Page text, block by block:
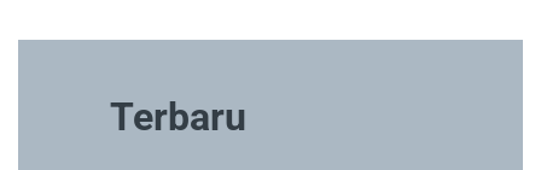
Terbaru